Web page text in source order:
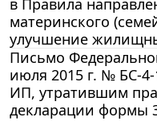
материнского
улучшение
Письмо
июля 2015 г. № БС-
ИП, утратившим
декларации формы